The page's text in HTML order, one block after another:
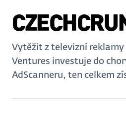
Vytěžit z televizní reklamy
Ventures investuje do
AdScanneru, ten celkem